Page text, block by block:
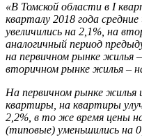
«В Томской области в I
кварталу 2018 года
увеличились на 2,1%, на
аналогичный период
на первичном рынке жилья
вторичном рынке жилья –
На первичном рынке жилья
квартиры, на квартиры
2,2%, в то же время цены
(типовые) уменьшились на